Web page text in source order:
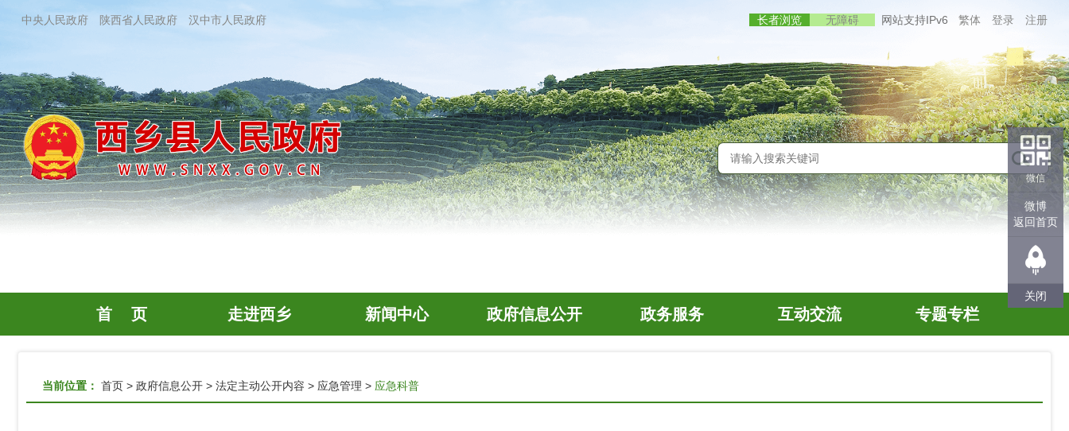
中央人民政府 陕西省人民政府 汉中市人民政府 长者浏览 无障碍 网站支持IPv6 繁体 登录 注册
首 页 走进西乡 新闻中心 政府信息公开 政务服务 互动交流 专题专栏
当前位置： 首页 > 政府信息公开 > 法定主动公开内容 > 应急管理 > 应急科普
微信
微博
返回首页
关闭